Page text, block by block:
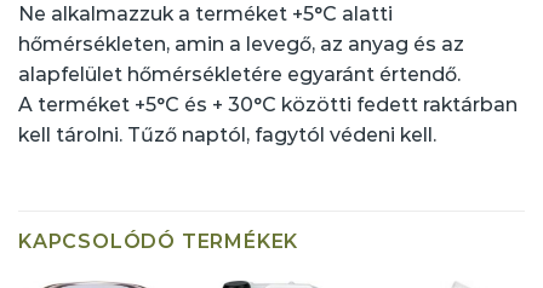
Ne alkalmazzuk a terméket +5°C alatti
hőmérsékleten, amin a levegő, az anyag és az
alapfelület hőmérsékletére egyaránt értendő.
A terméket +5°C és + 30°C közötti fedett raktárban
kell tárolni. Tűző naptól, fagytól védeni kell.
KAPCSOLÓDÓ TERMÉKEK